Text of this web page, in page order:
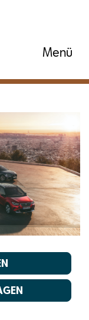
Menü